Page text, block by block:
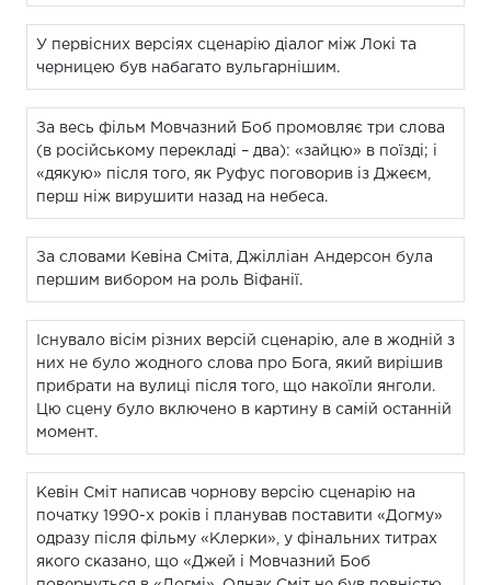
У первісних версіях сценарію діалог між Локі та
черницею був набагато вульгарнішим.
За весь фільм Мовчазний Боб промовляє три слова
(в російському перекладі – два): «зайцю» в поїзді; і
«дякую» після того, як Руфус поговорив із Джеєм,
перш ніж вирушити назад на небеса.
За словами Кевіна Сміта, Джілліан Андерсон була
першим вибором на роль Віфанії.
Існувало вісім різних версій сценарію, але в жодній з
них не було жодного слова про Бога, який вирішив
прибрати на вулиці після того, що накоїли янголи.
Цю сцену було включено в картину в самій останній
момент.
Кевін Сміт написав чорнову версію сценарію на
початку 1990-х років і планував поставити «Догму»
одразу після фільму «Клерки», у фінальних титрах
якого сказано, що «Джей і Мовчазний Боб